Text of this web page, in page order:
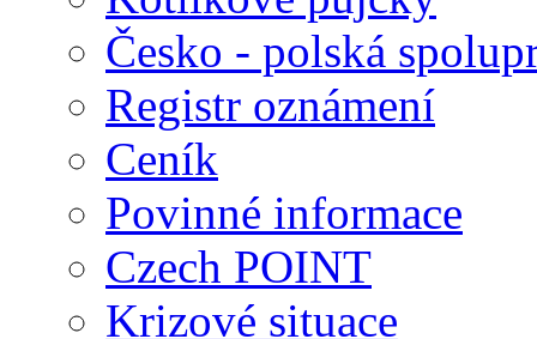
Česko - polská
Registr oznámení
Ceník
Povinné informace
Czech POINT
Krizové situace